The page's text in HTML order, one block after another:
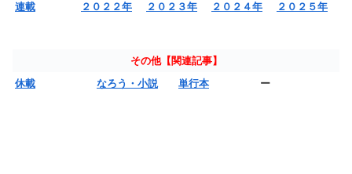
連載 ２０２２年 ２０２３年 ２０２４年 ２０２５年
その他【関連記事】
休載
なろう・小説 単行本 ー